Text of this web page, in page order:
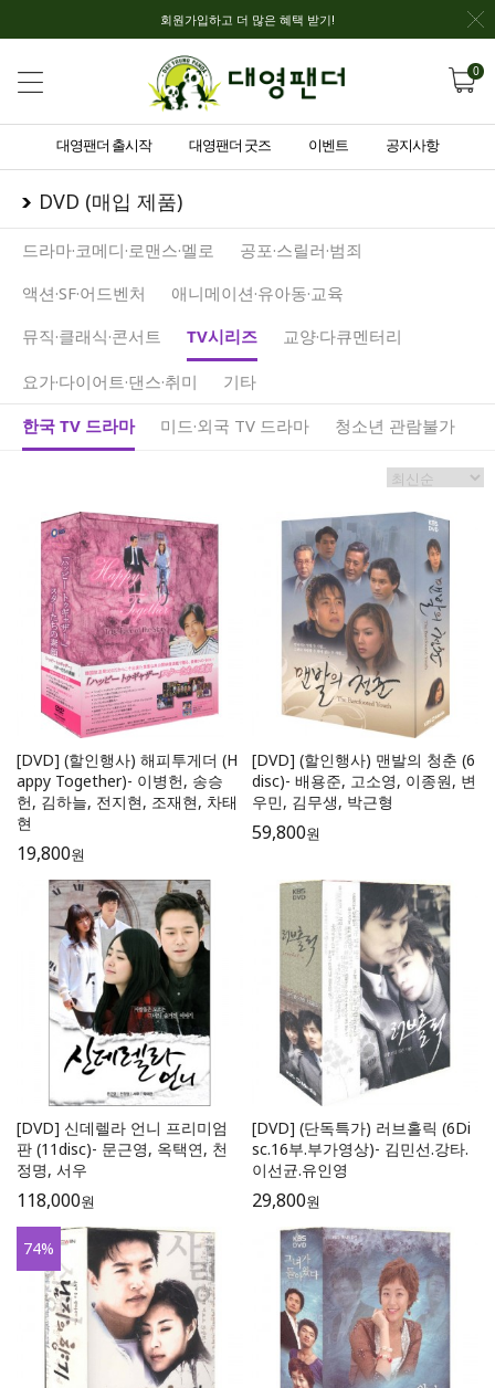
회원가입하고 더 많은 혜택 받기!
0
대영팬더 출시작 대영팬더 굿즈 이벤트 공지사항
DVD (매입 제품)
드라마·코메디·로맨스·멜로
공포·스릴러·범죄
액션·SF·어드벤처
애니메이션·유아동·교육
뮤직·클래식·콘서트
TV시리즈 교양·다큐멘터리
요가·다이어트·댄스·취미
기타
한국 TV 드라마
미드·외국 TV 드라마 청소년 관람불가
[DVD] (할인행사) 해피투게더 (H
appy Together)- 이병헌, 송승
헌, 김하늘, 전지현, 조재현, 차태
현
19,800원
[DVD] (할인행사) 맨발의 청춘 (6
disc)- 배용준, 고소영, 이종원, 변
우민, 김무생, 박근형
59,800원
[DVD] 신데렐라 언니 프리미엄
판 (11disc)- 문근영, 옥택연, 천
정명, 서우
118,000원
[DVD] (단독특가) 러브홀릭 (6Di
sc.16부.부가영상)- 김민선.강타.
이선균.유인영
29,800원
74%